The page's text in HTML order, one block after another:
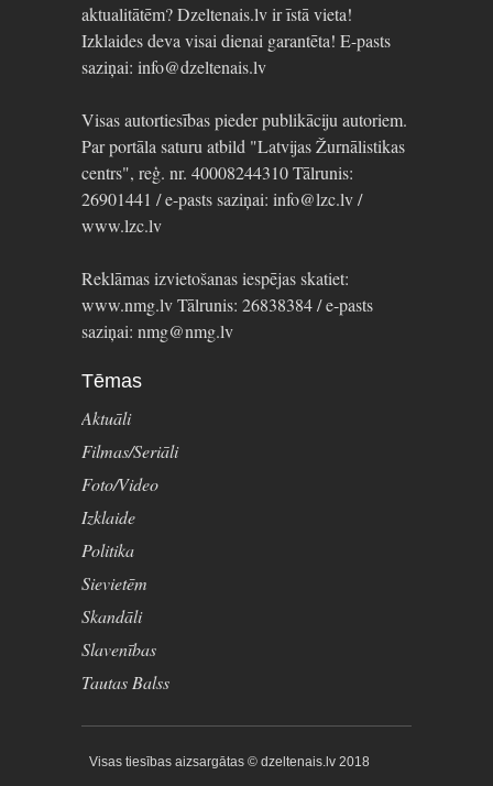
aktualitātēm? Dzeltenais.lv ir īstā vieta!
Izklaides deva visai dienai garantēta! E-pasts
saziņai: info@dzeltenais.lv
Visas autortiesības pieder publikāciju autoriem.
Par portāla saturu atbild "Latvijas Žurnālistikas
centrs", reģ. nr. 40008244310 Tālrunis:
26901441 / e-pasts saziņai: info@lzc.lv /
www.lzc.lv
Reklāmas izvietošanas iespējas skatiet:
www.nmg.lv Tālrunis: 26838384 / e-pasts
saziņai: nmg@nmg.lv
Tēmas
Aktuāli
Filmas/Seriāli
Foto/Video
Izklaide
Politika
Sievietēm
Skandāli
Slavenības
Tautas Balss
Visas tiesības aizsargātas © dzeltenais.lv 2018